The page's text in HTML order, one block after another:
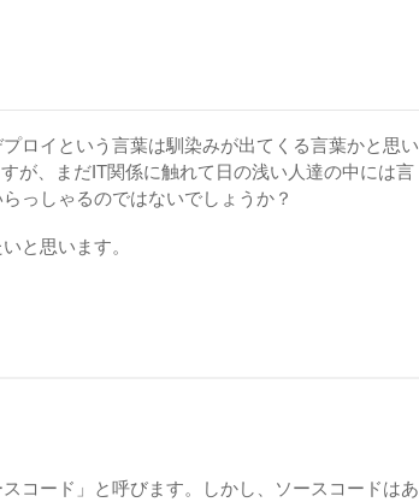
ロイという言葉は馴染みが出てくる言葉かと思い
が、まだIT関係に触れて日の浅い人達の中には言
っしゃるのではないでしょうか？
と思います。
コード」と呼びます。しかし、ソースコードはあ